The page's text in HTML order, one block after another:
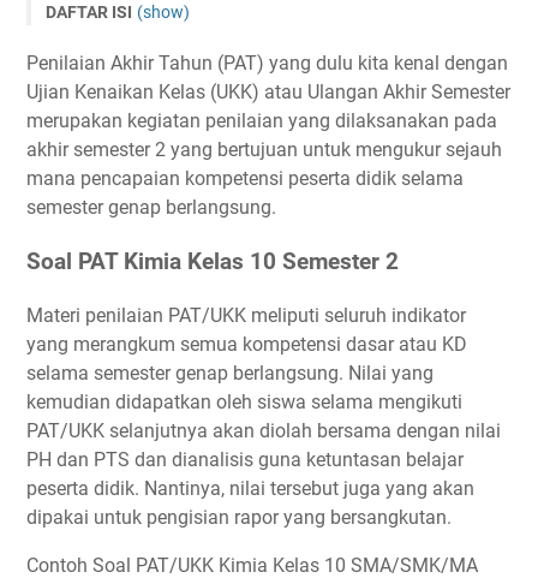
DAFTAR ISI (show)
Kisi-Kisi Soal UKK Kimia Kelas 10 Semester 2
Download Soal PAT Kimia Kelas 10 Semester 2 dan Kunci
Jawaban
Penilaian Akhir Tahun (PAT) yang dulu kita kenal dengan
Ujian Kenaikan Kelas (UKK) atau Ulangan Akhir Semester
merupakan kegiatan penilaian yang dilaksanakan pada
akhir semester 2 yang bertujuan untuk mengukur sejauh
mana pencapaian kompetensi peserta didik selama
semester genap berlangsung.
Soal PAT Kimia Kelas 10 Semester 2
Materi penilaian PAT/UKK meliputi seluruh indikator
yang merangkum semua kompetensi dasar atau KD
selama semester genap berlangsung. Nilai yang
kemudian didapatkan oleh siswa selama mengikuti
PAT/UKK selanjutnya akan diolah bersama dengan nilai
PH dan PTS dan dianalisis guna ketuntasan belajar
peserta didik. Nantinya, nilai tersebut juga yang akan
dipakai untuk pengisian rapor yang bersangkutan.
Contoh Soal PAT/UKK Kimia Kelas 10 SMA/SMK/MA